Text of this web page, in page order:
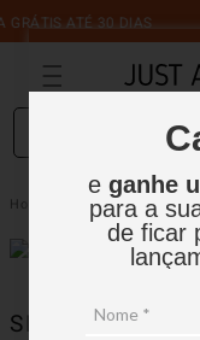
e ganhe
para a
de ficar
ATÉ 30 DIAS
O que você está
Masculino Shorts
SHORT 4WAY